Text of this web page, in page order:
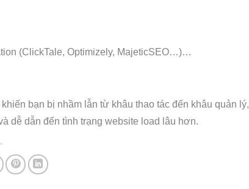
(ClickTale, Optimizely, MajeticSEO…)…
bạn bị nhầm lẫn từ khâu thao tác đến khâu quản lý,
dễ dẫn đến tình trạng website load lâu hơn.